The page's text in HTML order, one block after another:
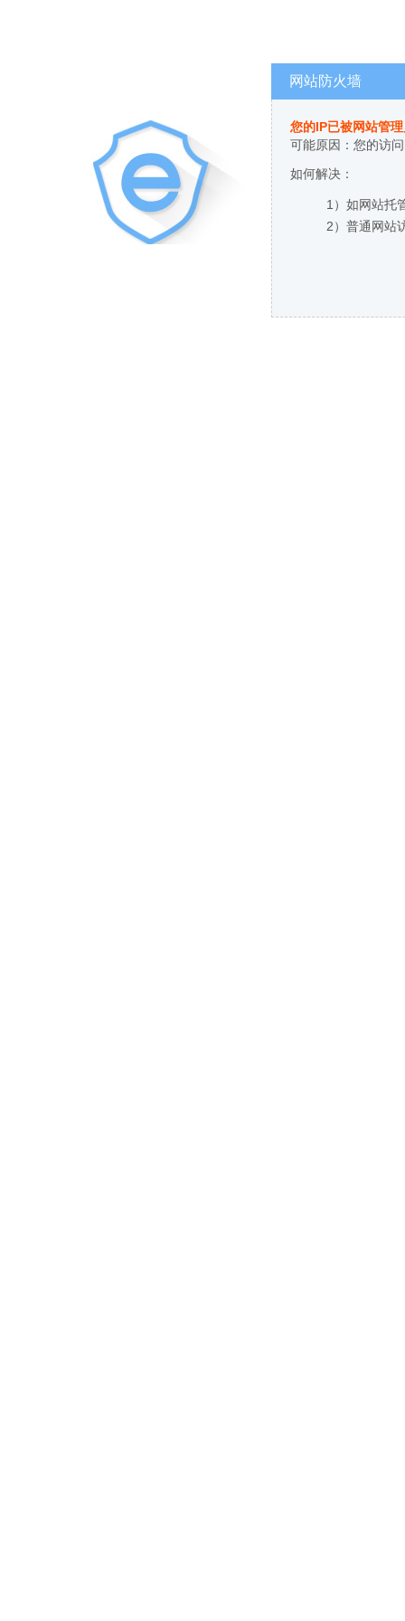
网站防火墙
您的IP已被网站管
可能原因：您的访
如何解决：
1）如网站托
2）普通网站